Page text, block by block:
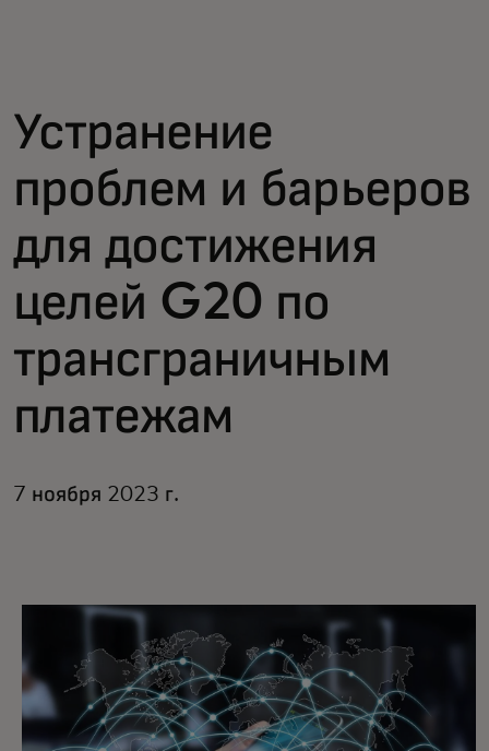
Для всего мира
Для новаторов
Новости и тренды
Устранение
проблем и барьеров
для достижения
целей G20 по
трансграничным
платежам
7 ноября 2023 г.